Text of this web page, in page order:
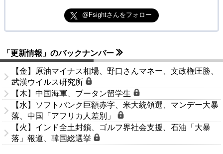
@Fsightさんをフォロー
「更新情報」のバックナンバー
【金】原油マイナス相場、野口さんマネー、文政権圧勝、
武漢ウイルス研究所
【木】中国海軍、ブータン留学生
【水】ソフトバンク巨額赤字、米大統領選、マンデー大暴
落、中国「アフリカ人差別」
【火】インド全土封鎖、ゴルフ界社会支援、石油「大暴
落」報道、韓国総選挙